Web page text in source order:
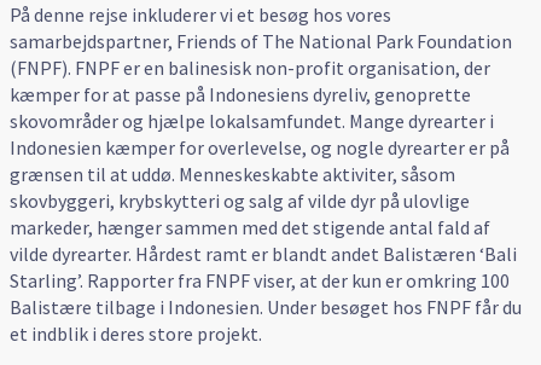
På denne rejse inkluderer vi et besøg hos vores
samarbejdspartner, Friends of The National Park Foundation
(FNPF). FNPF er en balinesisk non-profit organisation, der
kæmper for at passe på Indonesiens dyreliv, genoprette
skovområder og hjælpe lokalsamfundet. Mange dyrearter i
Indonesien kæmper for overlevelse, og nogle dyrearter er på
grænsen til at uddø. Menneskeskabte aktiviter, såsom
skovbyggeri, krybskytteri og salg af vilde dyr på ulovlige
markeder, hænger sammen med det stigende antal fald af
vilde dyrearter. Hårdest ramt er blandt andet Balistæren ‘Bali
Starling’. Rapporter fra FNPF viser, at der kun er omkring 100
Balistære tilbage i Indonesien. Under besøget hos FNPF får du
et indblik i deres store projekt.